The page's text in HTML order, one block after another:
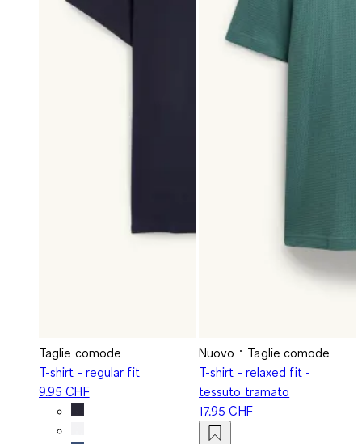
Taglie comode
T-shirt - regular fit
9.95 CHF
Nuovo
Taglie comode
T-shirt - relaxed fit -
tessuto tramato
17.95 CHF